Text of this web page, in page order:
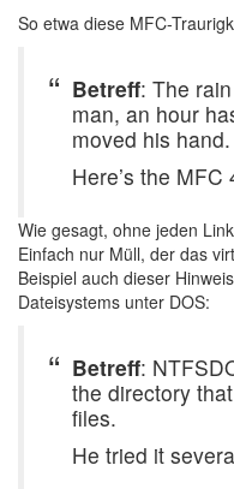
So etwa diese MFC-
Betreff: The
man, an hour
moved his hand.
Here’s the MFC
Wie gesagt, ohne jeden
Einfach nur Müll, der das
Beispiel auch dieser
Dateisystems unter DOS:
Betreff:
the directory
files.
He tried it